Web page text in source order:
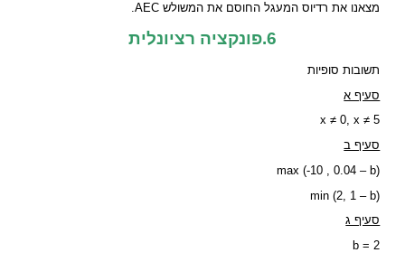
מצאנו את רדיוס המעגל החוסם את המשולש AEC.
6.פונקציה רציונלית
תשובות סופיות
סעיף א
x ≠ 0, x ≠ 5
סעיף ב
max (-10 , 0.04 – b)
min (2, 1 – b)
סעיף ג
b = 2